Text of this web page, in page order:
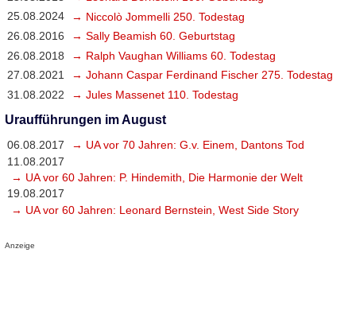
25.08.2024
→ Niccolò Jommelli 250. Todestag
26.08.2016
→ Sally Beamish 60. Geburtstag
26.08.2018
→ Ralph Vaughan Williams 60. Todestag
27.08.2021
→ Johann Caspar Ferdinand Fischer 275. Todestag
31.08.2022
→ Jules Massenet 110. Todestag
Uraufführungen im August
06.08.2017
→ UA vor 70 Jahren: G.v. Einem, Dantons Tod
11.08.2017
→ UA vor 60 Jahren: P. Hindemith, Die Harmonie der Welt
19.08.2017
→ UA vor 60 Jahren: Leonard Bernstein, West Side Story
Anzeige